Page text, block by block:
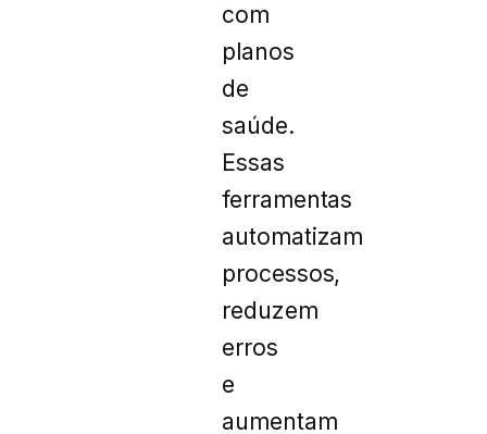
com
planos
de
saúde.
Essas
ferramentas
automatizam
processos,
reduzem
erros
e
aumentam